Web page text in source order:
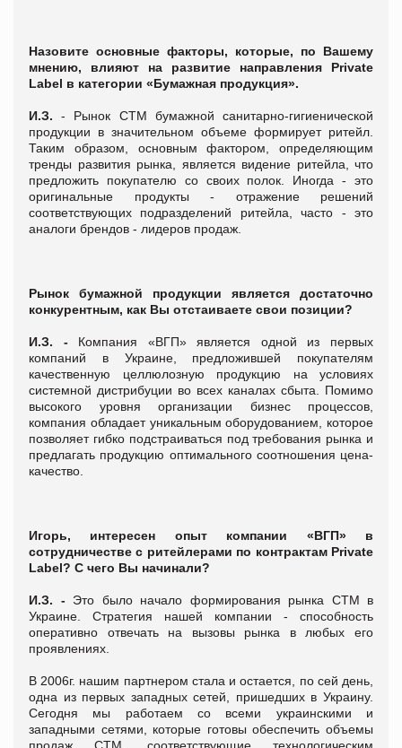
Назовите основные факторы, которые, по Вашему
мнению, влияют на развитие направления Private
Label в категории «Бумажная продукция».
И.З. - Рынок СТМ бумажной санитарно-гигиенической
продукции в значительном объеме формирует ритейл.
Таким образом, основным фактором, определяющим
тренды развития рынка, является видение ритейла, что
предложить покупателю со своих полок. Иногда - это
оригинальные продукты - отражение решений
соответствующих подразделений ритейла, часто - это
аналоги брендов - лидеров продаж.
Рынок бумажной продукции является достаточно
конкурентным, как Вы отстаиваете свои позиции?
И.З. - Компания «ВГП» является одной из первых
компаний в Украине, предложившей покупателям
качественную целлюлозную продукцию на условиях
системной дистрибуции во всех каналах сбыта. Помимо
высокого уровня организации бизнес процессов,
компания обладает уникальным оборудованием, которое
позволяет гибко подстраиваться под требования рынка и
предлагать продукцию оптимального соотношения цена-
качество.
Игорь, интересен опыт компании «ВГП» в
сотрудничестве с ритейлерами по контрактам Private
Label? С чего Вы начинали?
И.З. -Это было начало формирования рынка СТМ в
Украине. Стратегия нашей компании - способность
оперативно отвечать на вызовы рынка в любых его
проявлениях.
В 2006г. нашим партнером стала и остается, по сей день,
одна из первых западных сетей, пришедших в Украину.
Сегодня мы работаем со всеми украинскими и
западными сетями, которые готовы обеспечить объемы
продаж СТМ, соответствующие технологическим